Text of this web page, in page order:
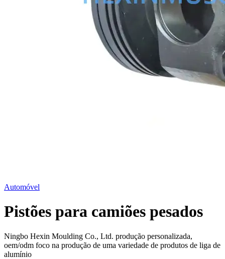
Automóvel
Pistões para camiões pesados
Ningbo Hexin Moulding Co., Ltd. produção personalizada,
oem/odm foco na produção de uma variedade de produtos de liga de
alumínio